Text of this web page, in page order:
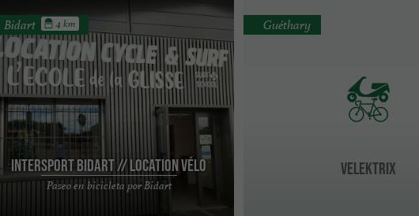
INTERSPORT Bidart // Location vélo
Paseo en bicicleta por Bidart
Bidart 4 km
Tu INTERSPORT situada en la localidad de Bidart
te ofrece la venta y alquiler de bicicletas para
Velektrix
Guéthary